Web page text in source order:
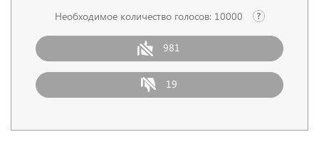
Необходимое количество голосов: 10000
981
19